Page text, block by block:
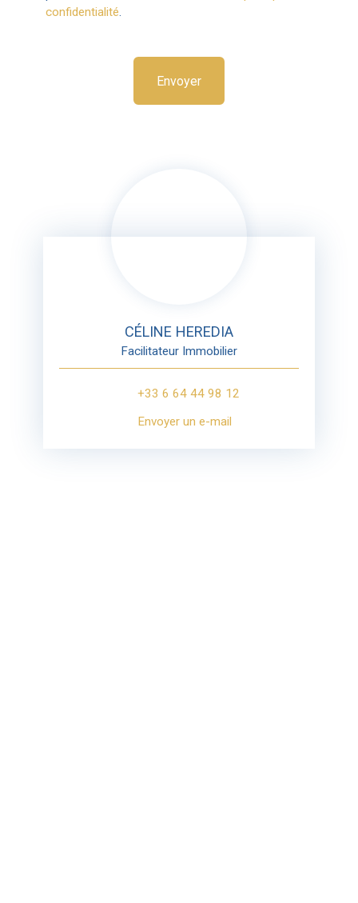
confidentialité.
Envoyer
CÉLINE HEREDIA
Facilitateur Immobilier
+33 6 64 44 98 12
Envoyer un e-mail